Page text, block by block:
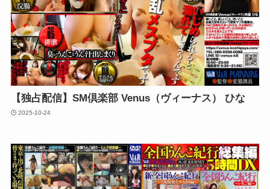
【独占配信】SM倶楽部 Venus（ヴィーナス） ひな
2025-10-24